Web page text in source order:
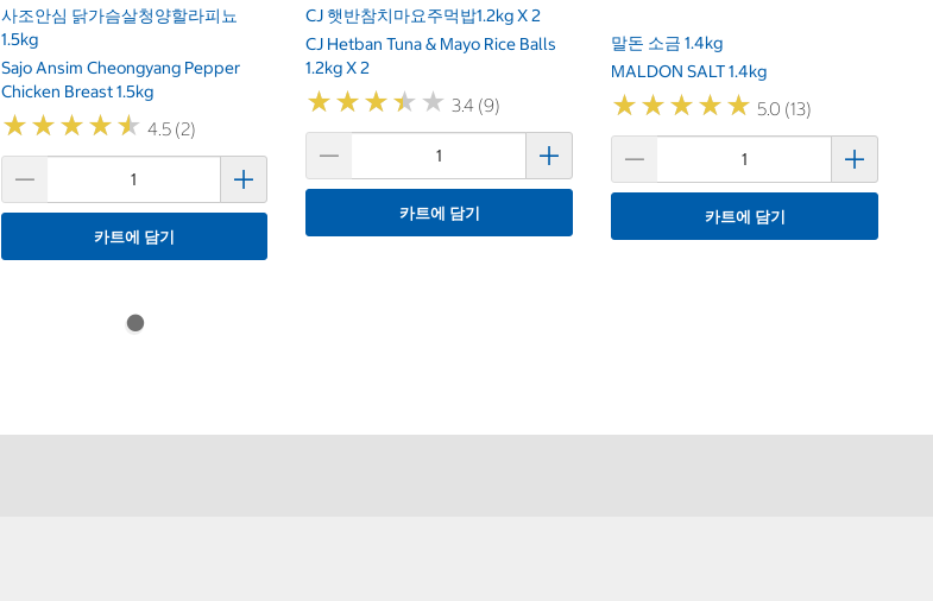
사조안심 닭가슴살청양할라피뇨
1.5kg
Sajo Ansim Cheongyang Pepper
Chicken Breast 1.5kg
★★★★★
★★★★★ 4.5 (2)
카트에 담기
CJ 햇반참치마요주먹밥1.2kg X 2
CJ Hetban Tuna & Mayo Rice Balls
1.2kg X 2
★★★★ ★
★★★★ ★ 3.4 (9)
카트에 담기
말돈 소금 1.4kg
MALDON SALT 1.4kg
★★★★★
★★★★★ 5.0 (13)
카트에 담기